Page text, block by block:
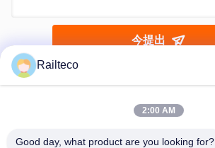
今提出
Railteco
2:00 AM
Good day, what product are you looking for?